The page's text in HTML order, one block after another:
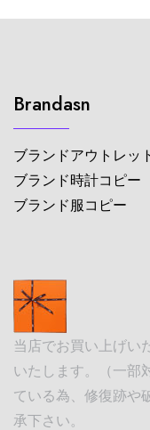
Brandasn
ブランドアウトレッ
ブランド時計コピー
ブランド服コピー
当店でお買い上げい
いたします。（一部
ている為、修復跡や
承下さい。